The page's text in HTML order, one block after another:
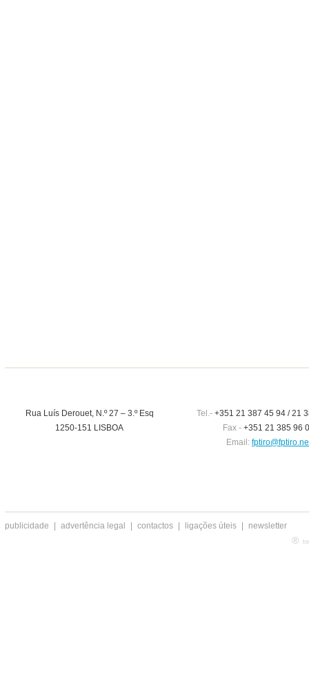
Rua Luís Derouet, N.º 27 – 3.º Esq
1250-151 LISBOA
Tel.-+351 21 387 45 94 / 21
Fax - +351 21 385 96
Email:
publicidade advertência legal contactos ligações úteis newsletter
®